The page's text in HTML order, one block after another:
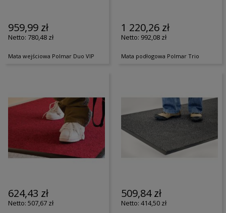
959,99 zł
780,48 zł
Mata wejściowa Polmar Duo VIP
1 220,26 zł
992,08 zł
Mata podłogowa Polmar Trio
624,43 zł
507,67 zł
509,84 zł
414,50 zł